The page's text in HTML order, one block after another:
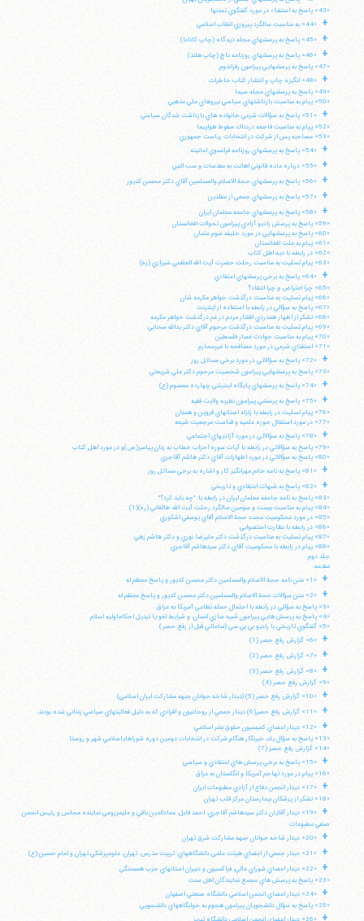
«43» پاسخ به استفتاء در مورد گفتگوي تمدنها
+ «44» به مناسبت سالگرد پيروزي انقلاب اسلامي
+ «45» پاسخ به پرسشهاي مجله ديدگاه (چاپ كانادا)
+
«46» پاسخ به پرسشهاي روزنامه داچ (چاپ هلند)
«47» پاسخ به پرسشهايي پيرامون رفراندوم
+
«48» انگيزه چاپ و انتشار كتاب خاطرات
«49» پاسخ به پرسشهاي مجله سيما
«50» پيام به مناسبت بازداشتهاي سياسي نيروهاي ملي مذهبي
+
«51» پاسخ به سؤالات شرعي خانواده هاي بازداشت شدگان سياسي
«52» پپام به مناسبت فاجعه دردناك سقوط هواپيما
«53» مصاحبه پس از شركت در انتخابات رياست جمهوري
+ «54» پاسخ به پرسشهاي روزنامه فرانسوي امانيته
+ «55» درباره ماده قانوني اهانت به مقدسات و سب النبي
+ «56» پاسخ به پرسشهاي حجة الاسلام والمسلمين آقاي دكتر محسن كديور
+ «57» پاسخ به پرسشهاي جمعي از مقلدين
+
«58» پاسخ به پرسشهاي جامعه معلمان ايران
«59» پاسخ به پرسش راديو آزادي پيرامون تحولات افغانستان
«60» پاسخ به پرسشهايي در مورد خليفه سوم عثمان
«61» پيام به ملت افغانستان
«62» در رابطه با ديه اهل كتاب
«63» پيام تسليت به مناسبت رحلت حضرت آيت الله العظمي شيرازي (ره)
+
«64» پاسخ به برخي پرسشهاي اعتقادي
«65» چرا اعتراض و چرا انتقاد؟
«66» پيام تسليت به مناسبت درگذشت خواهر مكرمه شان
«67» پاسخ به سؤالي در رابطه با استفاده از اينترنت
«68» تشكر از اظهار همدردي اقشار مردم در غم درگذشت خواهر مكرمه
«69» پيام تسليت به مناسبت درگذشت مرحوم آقاي دكتر يدالله سحابي
«70» پيام به مناسبت حوادث غمبار فلسطين
«71» استفتاي شرعي در مورد مصافحه با غيرمحارم
+
«72» پاسخ به سؤالاتي در مورد برخي مسائل روز
«73» پاسخ به پرسشهايي پيرامون شخصيت مرحوم دكتر علي شريعتي
+ «74» پاسخ به پرسشهاي پايگاه اينترنتي چهارده معصوم (ع)
+
«75» پاسخ به پرسشي پيرامون نظريه ولايت فقيه
«76» پيام تسليت در رابطه با زلزله استانهاي قزوين و همدان
«77» در مورد استقلال حوزه علميه و قداست مرجعيت شيعه
+
«78» پاسخ به سؤالاتي در مورد آزاديهاي اجتماعي
«79» پاسخ به سؤالاتي در رابطه با آيات سوره احزاب خطاب به زنان پيامبر(ص)و در مورد اهل كتاب
«80» پاسخ به سؤالاتي در مورد اظهارات آقاي دكتر هاشم آقاجري
+ «81» پاسخ به نامه خانم مهرانگيز كار و اشاره به برخي مسائل روز
+
«82» پاسخ به شبهات اعتقادي و تاريخي
«83» پاسخ به نامه جامعه معلمان ايران در رابطه با: "چه بايد كرد؟"
«84» پيام به مناسبت بيست و سومين سالگرد رحلت آيت الله طالقاني (ره)(1)
«85» در مورد محكوميت مجدد حجة الاسلام آقاي يوسفي اشكوري
«86» در رابطه با نظارت استصوابي
«87» پيام تسليت به مناسبت درگذشت دكتر عليرضا نوري و دكتر هاشم زهي
«88» پيام در رابطه با محكوميت آقاي دكتر سيدهاشم آقاجري
جلد دوم
مقدمه:
+ «1» متن نامه حجة الاسلام والمسلمين دكتر محسن كديور و پاسخ معظم له
+
«2» متن سؤالات حجة الاسلام والمسلمين دكتر محسن كديور و پاسخ معظم له
«3» پاسخ به سؤالي در رابطه با احتمال حمله نظامي آمريكا به عراق
«4» پاسخ به پرسش هايي پيرامون شبيه سازي انسان، و شرايط لغو يا تبديل احكاماوليه اسلام
«5» گفتگوي تاريخي با راديو بي بي سي (ساعاتي قبل از رفع حصر)
+ «6» گزارش رفع حصر (1)
+ «7» گزارش رفع حصر (2)
+
«8» گزارش رفع حصر (3)
«9» گزارش رفع حصر (4)
+ «10» گزارش رفع حصر (5) (ديدار شاخه جوانان جبهه مشاركت ايران اسلامي)
+ «11» گزارش رفع حصر(6) ديدار جمعي از روحانيون و افرادي كه به دليل فعاليتهاي سياسي زنداني شده بودند.
+
«12» ديدار اعضاي كميسيون حقوق بشر اسلامي
«13» پاسخ به سؤال يك خبرنگار هنگام شركت در انتخابات دومين دوره شوراهاياسلامي شهر و روستا
«14» گزارش رفع حصر (7)
+
«15» پاسخ به برخي پرسش هاي اعتقادي و سياسي
«16» پيام در مورد تهاجم آمريكا و انگلستان به عراق
+
«17» ديدار انجمن دفاع از آزادي مطبوعات ايران
«18» تشكر از پزشكان بيمارستان مركز قلب تهران
+
«19» ديدار آقايان دكتر سيدهاشم آقاجري، احمد قابل، عمادالدين باقي و عليمزروعي نماينده مجلس و رئيس انجمن
صنفي مطبوعات
+ «20» ديدار شاخه جوانان جبهه مشاركت شرق تهران
+ «21» ديدار جمعي از اعضاي هيئت علمي دانشگاههاي: تربيت مدرس، تهران، علومپزشكي تهران و امام حسين (ع)
+
«22» ديدار اعضاي شوراي عالي، فراكسيون و دبيران استانهاي حزب همبستگي
«23» پاسخ به پرسش هاي مجمع نمايندگان اهل سنت
+
«24» ديدار اعضاي انجمن اسلامي دانشگاه صنعتي اصفهان
«25» پاسخ به سؤال دانشجويان پيرامون هجوم به خوابگاههاي دانشجويي